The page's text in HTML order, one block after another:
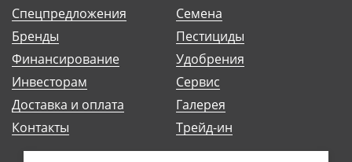
Спецпредложения
Бренды
Финансирование
Инвесторам
Доставка и оплата
Контакты
Семена
Пестициды
Удобрения
Сервис
Галерея
Трейд-ин